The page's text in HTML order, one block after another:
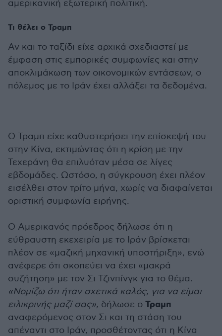
αμερικανική εξωτερική πολιτική.
Τι θέλει ο Τραμπ
Αν και το ταξίδι είχε αρχικά σχεδιαστεί με
έμφαση στις εμπορικές συμφωνίες και στην
αποκλιμάκωση των οικονομικών εντάσεων, ο
πόλεμος με το Ιράν έχει αλλάξει τα δεδομένα.
Ο Τραμπ είχε καθυστερήσει την επίσκεψή του
στην Κίνα, εκτιμώντας ότι η κρίση με την
Τεχεράνη θα επιλυόταν μέσα σε λίγες
εβδομάδες. Ωστόσο, η σύγκρουση έχει πλέον
εισέλθει στον τρίτο μήνα, χωρίς να διαφαίνεται
οριστική συμφωνία ειρήνης.
Ο Αμερικανός πρόεδρος δήλωσε ότι η
εύθραυστη εκεχειρία με το Ιράν βρίσκεται
πλέον σε «μαζική μηχανική υποστήριξη», ενώ
ανέφερε ότι σκοπεύει να έχει «μακρά
συζήτηση» με τον Σι Τζινπίνγκ για το θέμα.
«Νομίζω ότι ήταν σχετικά καλός, για να είμαι
ειλικρινής μαζί σας», δήλωσε ο Τραμπ
αναφερόμενος στον Σι και τη στάση του
απέναντι στο Ιράν, προσθέτοντας ότι η Κίνα